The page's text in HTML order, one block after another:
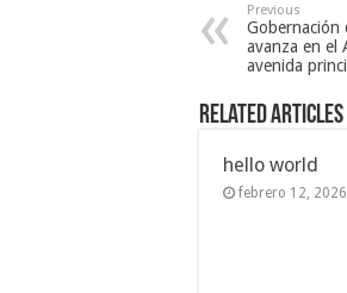
Previous
Gobernación
avanza en el
avenida
Related Articles
hello world
febrero 12, 2026